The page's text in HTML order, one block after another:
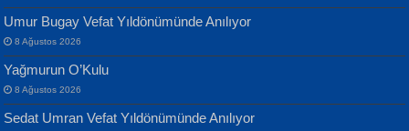
Banu Sancak
Umur Bugay Vefat Yıldönümünde Anılıyor
8 Ağustos 2026
Yağmurun O’Kulu
8 Ağustos 2026
Sedat Umran Vefat Yıldönümünde Anılıyor